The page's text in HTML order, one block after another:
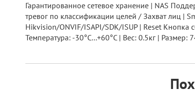
Гарантированное сетевое хранение | NAS
тревог по классификации целей / Захват лиц |
Hikvision/ONVIF/ISAPI/SDK/ISUP | Reset Кнопка
Температура: -30°C...+60°C | Вес: 0.5кг | Размер: